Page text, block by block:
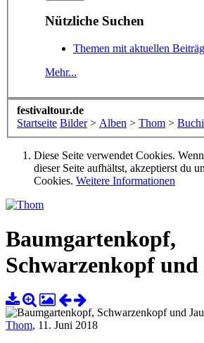
Nützliche Suchen
Themen mit aktuellen
Mehr...
festivaltour.de
Startseite Bilder > Alben > Thom >
Diese Seite verwendet Cookies.
dieser Seite aufhältst, akzeptierst du
Cookies. Weitere Informationen
Baumgartenkopf,
Schwarzenkopf und
Thom, 11. Juni 2018